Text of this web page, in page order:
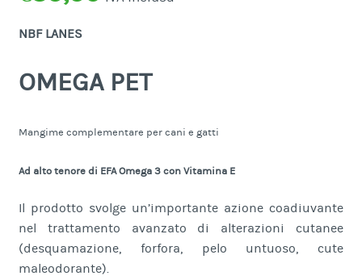
NBF LANES
OMEGA PET
Mangime complementare per cani e gatti
Ad alto tenore di EFA Omega 3 con Vitamina E
Il prodotto svolge un’importante azione coadiuvante
nel trattamento avanzato di alterazioni cutanee
(desquamazione, forfora, pelo untuoso, cute
maleodorante).